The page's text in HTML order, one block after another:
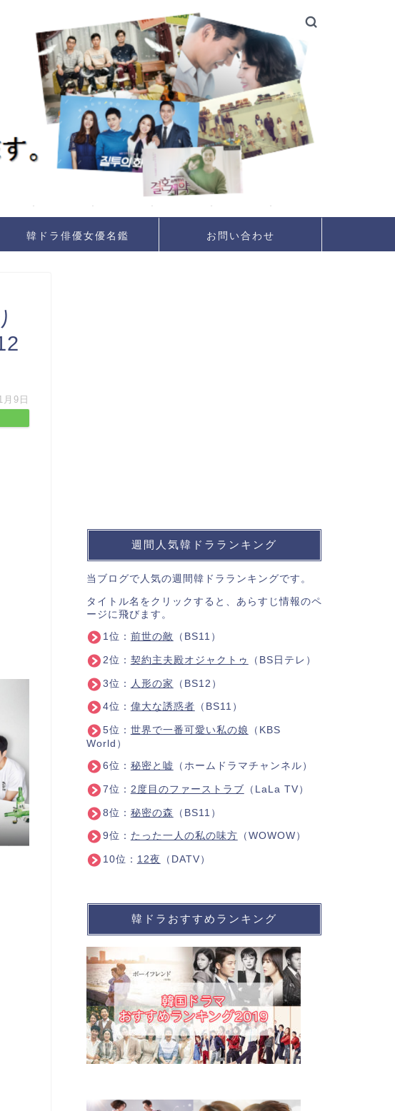
韓ドラ俳優女優名鑑 お問い合わせ
9日
週間人気韓ドラランキング
当ブログで人気の週間韓ドラランキングです。
タイトル名をクリックすると、あらすじ情報のペ
ージに飛びます。
1位： 前世の敵 （BS11）
2位： 契約主夫殿オジャクトゥ （BS日テレ）
3位： 人形の家 （BS12）
4位： 偉大な誘惑者 （BS11）
5位： 世界で一番可愛い私の娘
（KBS
World）
6位： 秘密と嘘 （ホームドラマチャンネル）
7位： 2度目のファーストラブ （LaLa TV）
8位： 秘密の森 （BS11）
9位： たった一人の私の味方 （WOWOW）
10位： 12夜 （DATV）
韓ドラおすすめランキング